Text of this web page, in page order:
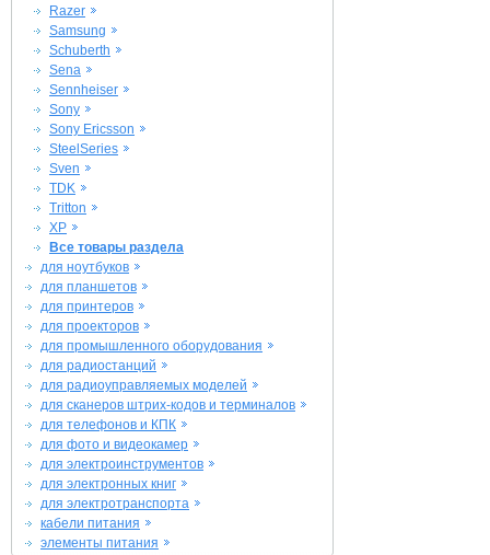
Razer
Samsung
Schuberth
Sena
Sennheiser
Sony
Sony Ericsson
SteelSeries
Sven
TDK
Tritton
XP
Все товары раздела
для ноутбуков
для планшетов
для принтеров
для проекторов
для промышленного оборудования
для радиостанций
для радиоуправляемых моделей
для сканеров штрих-кодов и терминалов
для телефонов и КПК
для фото и видеокамер
для электроинструментов
для электронных книг
для электротранспорта
кабели питания
элементы питания